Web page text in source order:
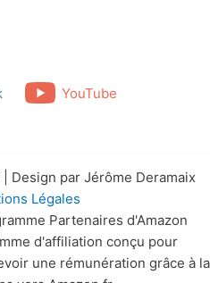
YouTube
Design par Jérôme Deramaix
Légales
Partenaires d'Amazon
d'affiliation conçu pour
une rémunération grâce à la